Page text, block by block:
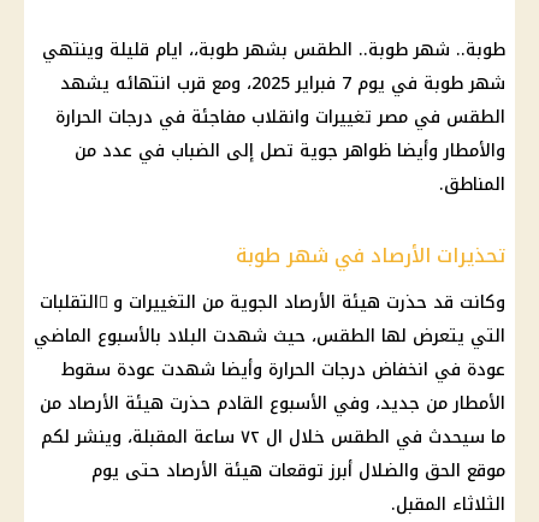
طوبة.. شهر طوبة.. الطقس بشهر طوبة،، ايام قليلة وينتهي
شهر طوبة في يوم فبراير 2025
، ومع قرب انتهائه يشهد
الطقس في مصر تغييرات وانقلاب مفاجئة في درجات الحرارة
والأمطار وأيضا ظواهر جوية تصل إلى الضباب في عدد من
المناطق.
تحذيرات الأرصاد في شهر طوبة
وكانت قد حذرت هيئة الأرصاد الجوية من التغييرات و َالتقلبات
التي يتعرض لها الطقس، حيث شهدت البلاد بالأسبوع الماضي
عودة في انخفاض درجات الحرارة وأيضا شهدت عودة سقوط
الأمطارمن جديد، وفي الأسبوع القادم حذرت هيئة الأرصاد من
ما سيحدث في الطقس خلال ال ٧٢ ساعة المقبلة، وينشر لكم
موقع الحق والضلال أبرز توقعات هيئة الأرصاد حتى يوم
الثلاثاء المقبل.